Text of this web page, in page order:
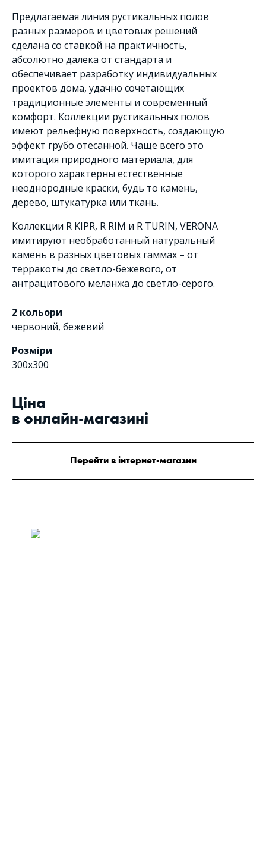
Предлагаемая линия рустикальных полов
разных размеров и цветовых решений
сделана со ставкой на практичность,
абсолютно далека от стандарта и
обеспечивает разработку индивидуальных
проектов дома, удачно сочетающих
традиционные элементы и современный
комфорт. Коллекции рустикальных полов
имеют рельефную поверхность, создающую
эффект грубо отёсанной. Чаще всего это
имитация природного материала, для
которого характерны естественные
неоднородные краски, будь то камень,
дерево, штукатурка или ткань.
Коллекции R KIPR, R RIM и R TURIN, VERONA
имитируют необработанный натуральный
камень в разных цветовых гаммах – от
терракоты до светло-бежевого, от
антрацитового меланжа до светло-серого.
2 кольори
червоний, бежевий
Розміри
300х300
Цiна
в онлайн-магазині
Перейти в інтернет-магазин